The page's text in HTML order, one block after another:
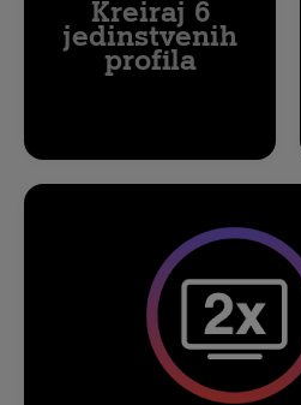
Kreiraj 6
jedinstvenih
profila